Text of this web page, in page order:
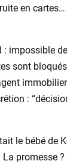
en
: impossible
sont
:
le bébé de
promesse